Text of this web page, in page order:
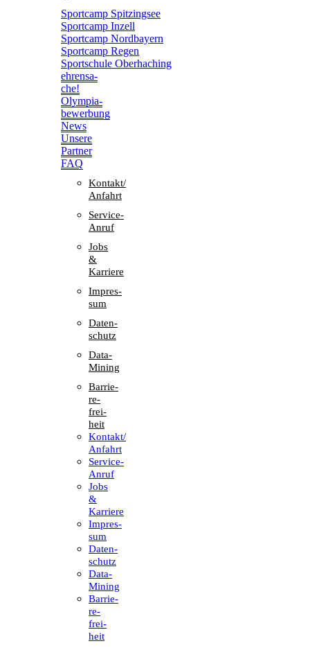
Sport­camp Spitzingsee
Sport­camp Inzell
Sport­camp Nordbayern
Sport­camp Regen
Sport­schule Oberhaching
ehren­sa­
che!
Olym­pia­
be­wer­bung
News
Unsere
Part­ner
FAQ
Kontakt/​​
Anfahrt
Service-
Anruf
Jobs
&
Karriere
Impres­
sum
Daten­
schutz
Data-
Mining
Barrie­
re­
frei­
heit
Kontakt/​​
Anfahrt
Service-
Anruf
Jobs
&
Karriere
Impres­
sum
Daten­
schutz
Data-
Mining
Barrie­
re­
frei­
heit